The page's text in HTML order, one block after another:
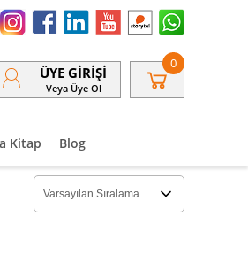
ÜYE GIRIŞI
Veya Üye Ol
0
Kitap Blog